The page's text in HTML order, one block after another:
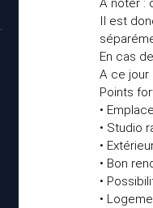
.
À noter :
Il est
En cas
A ce jour
Points
•
• Studio
•
• Bon
•
•